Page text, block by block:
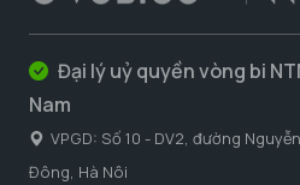
Đại lý uỷ quyền vòng bi
Nam
VPGD: Số 10 - DV2, đường
Đông, Hà Nôi